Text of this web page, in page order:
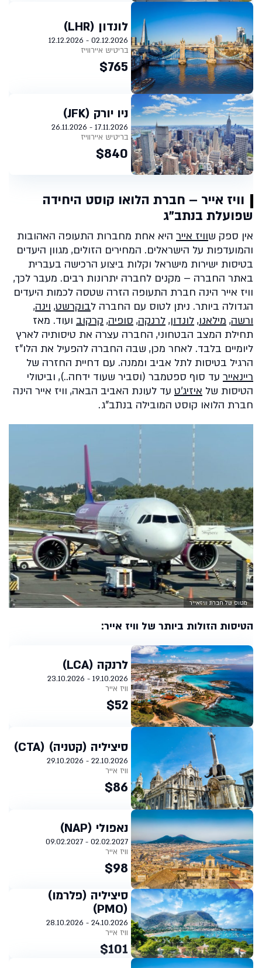
לונדון (LHR)
02.12.2026 - 12.12.2026
בריטיש איירווייז
$765
ניו יורק (JFK)
17.11.2026 - 26.11.2026
בריטיש איירווייז
$840
וויז אייר – חברת הלואו קוסט היחידה
שפועלת בנתב"ג
אין ספק שוויז אייר היא אחת מחברות התעופה האהובות
והמועדפות על הישראלים. המחירים הזולים, מגוון היעדים
בטיסות ישירות מישראל וקלות ביצוע הרכישה בעברית
באתר החברה – מקנים לחברה יתרונות רבים. מעבר לכך,
וויז אייר הינה חברת התעופה הזרה שטסה לכמות היעדים
הגדולה ביותר. ניתן לטוס עם החברה לבוקרשט, וינה,
ורשה, מילאנו, לונדון, לרנקה, סופיה, קרקוב ועוד. מאז
תחילת המצב הבטחוני, החברה עצרה את טיסותיה לארץ
ליומיים בלבד. לאחר מכן, שבה החברה להפעיל את הלו"ז
הרגיל בטיסות לתל אביב וממנה. עם דחיית החזרה של
ריינאייר עד סוף ספטמבר (וסביר שעוד ידחה..), וביטולי
הטיסות של איזיג'ט עד לעונת האביב הבאה, וויז אייר הינה
חברת הלואו קוסט המובילה בנתב"ג.
מטוס של חברת וויזאייר
הטיסות הזולות ביותר של וויז אייר:
לרנקה (LCA)
19.10.2026 - 23.10.2026
וויז אייר
$52
סיציליה (קטניה) (CTA)
22.10.2026 - 29.10.2026
וויז אייר
$86
נאפולי (NAP)
02.02.2027 - 09.02.2027
וויז אייר
$98
סיציליה (פלרמו)
(PMO)
24.10.2026 - 28.10.2026
וויז אייר
$101